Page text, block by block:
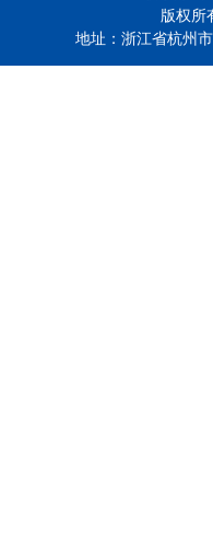
版权所
地址：浙江省杭州